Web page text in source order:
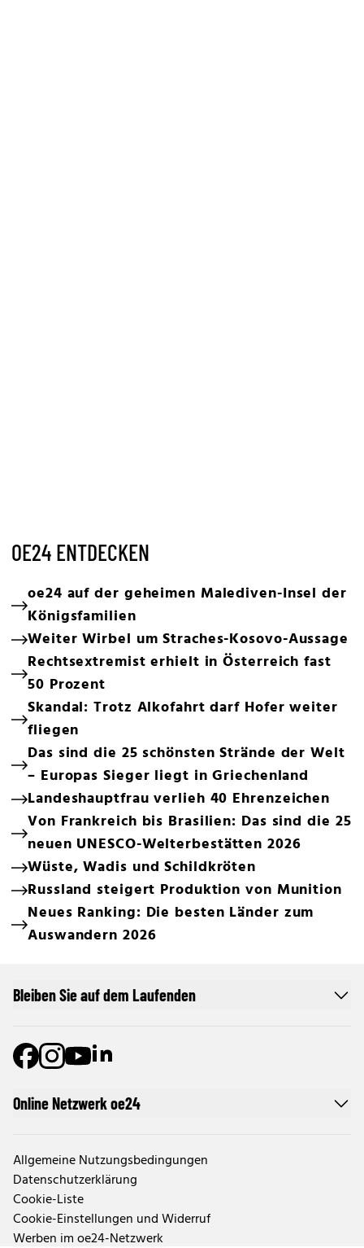
OE24 ENTDECKEN
oe24 auf der geheimen Malediven-Insel der
Königsfamilien
Weiter Wirbel um Straches-Kosovo-Aussage
Rechtsextremist erhielt in Österreich fast
50 Prozent
Skandal: Trotz Alkofahrt darf Hofer weiter
fliegen
Das sind die 25 schönsten Strände der Welt
– Europas Sieger liegt in Griechenland
Landeshauptfrau verlieh 40 Ehrenzeichen
Von Frankreich bis Brasilien: Das sind die 25
neuen UNESCO-Welterbestätten 2026
Wüste, Wadis und Schildkröten
Russland steigert Produktion von Munition
Neues Ranking: Die besten Länder zum
Auswandern 2026
Online Netzwerk oe24
Allgemeine Nutzungsbedingungen
Datenschutzerklärung
Cookie-Liste
Cookie-Einstellungen und Widerruf
Werben im oe24-Netzwerk
Bleiben Sie auf dem Laufenden